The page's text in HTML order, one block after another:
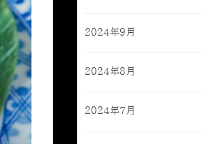
2024年9月
2024年8月
2024年7月